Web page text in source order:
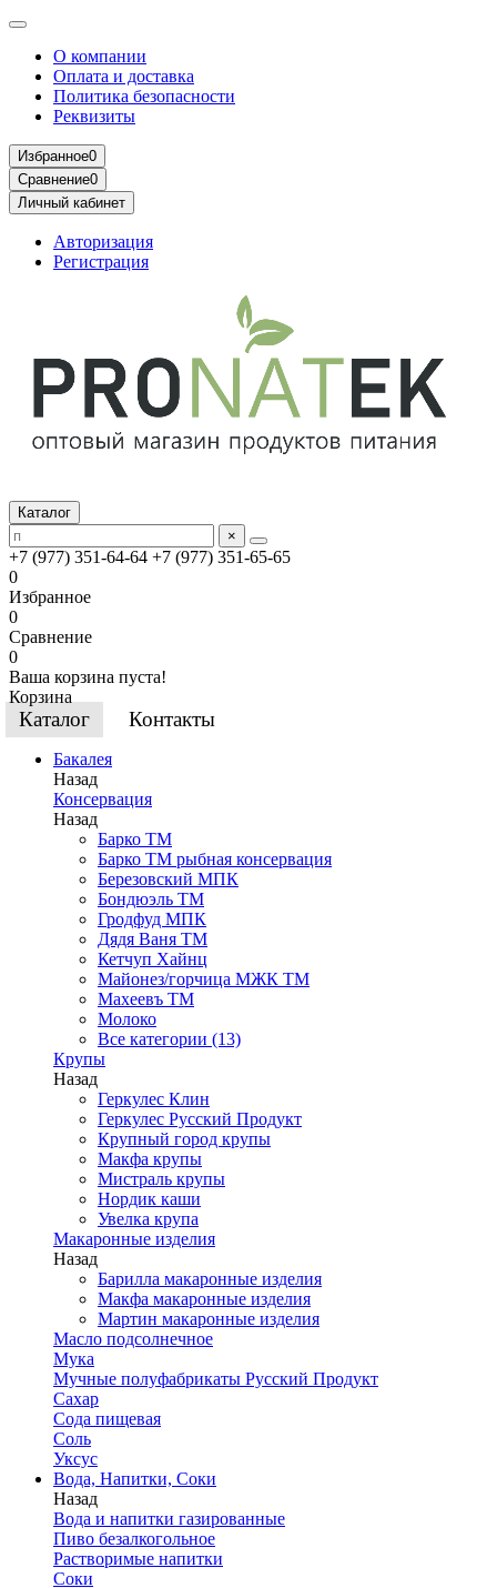
О компании
Оплата и доставка
Политика безопасности
Реквизиты
Избранное0
Сравнение0
Личный кабинет
Авторизация
Регистрация
Каталог
×
+7 (977) 351-64-64 +7 (977) 351-65-65
0
Избранное
0
Сравнение
0
Ваша корзина пуста!
Корзина
Каталог Контакты
Бакалея
Назад
Консервация
Назад
Барко ТМ
Барко ТМ рыбная консервация
Березовский МПК
Бондюэль ТМ
Гродфуд МПК
Дядя Ваня ТМ
Кетчуп Хайнц
Майонез/горчица МЖК ТМ
Махеевъ ТМ
Молоко
Все категории (13)
Крупы
Назад
Геркулес Клин
Геркулес Русский Продукт
Крупный город крупы
Макфа крупы
Мистраль крупы
Нордик каши
Увелка крупа
Макаронные изделия
Назад
Барилла макаронные изделия
Макфа макаронные изделия
Мартин макаронные изделия
Масло подсолнечное
Мука
Мучные полуфабрикаты Русский Продукт
Сахар
Сода пищевая
Соль
Уксус
Вода, Напитки, Соки
Назад
Вода и напитки газированные
Пиво безалкогольное
Растворимые напитки
Соки